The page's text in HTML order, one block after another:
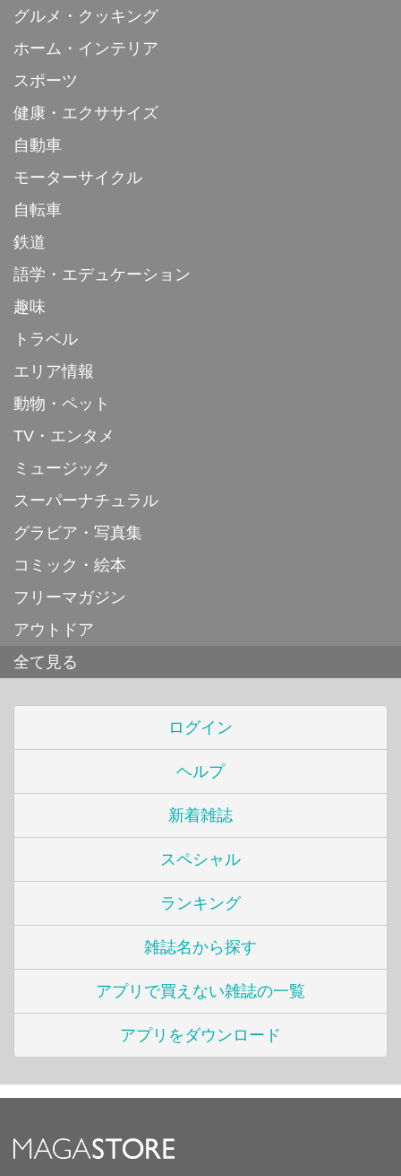
グルメ・クッキング
ホーム・インテリア
スポーツ
健康・エクササイズ
自動車
モーターサイクル
自転車
鉄道
語学・エデュケーション
趣味
トラベル
エリア情報
動物・ペット
TV・エンタメ
ミュージック
スーパーナチュラル
グラビア・写真集
コミック・絵本
フリーマガジン
アウトドア
全て見る
ログイン
ヘルプ
新着雑誌
スペシャル
ランキング
雑誌名から探す
アプリで買えない雑誌の一覧
アプリをダウンロード